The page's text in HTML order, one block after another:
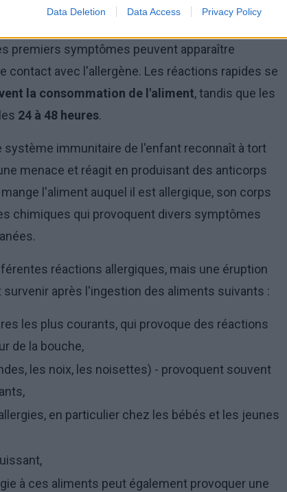
Data Deletion Data Access Privacy Policy
Éruption autour de la bouche chez l'enfant,photo : panthermedia
premiers symptômes peuvent apparaître
contact avec l'allergène. Les réactions rapides se
la consommation de l'aliment, tandis que les
24 à 48 heures.
système immunitaire de l'enfant reconnaît à tort
menace et réagit en produisant des anticorps
l'aliment auquel il est allergique, son corps
chimiques qui provoquent divers symptômes
réactions allergiques, mais une éruption
après l'ingestion des aliments suivants :
les plus courants, qui provoque des réactions
de la bouche,
les noix, les noisettes) - provoquent souvent
en particulier chez les bébés et les jeunes
à ces aliments peut également provoquer une